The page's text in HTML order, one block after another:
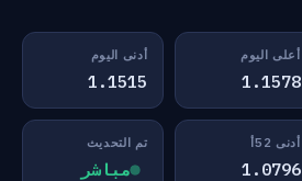
أعلى اليوم
1.1578
أدنى اليوم
1.1515
أدنى 52أ
1.0796
تم التحديث
مباشر